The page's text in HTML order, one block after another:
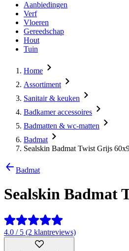
Aanbiedingen
Verf
Vloeren
Gereedschap
Hout
Tuin
Home
Assortiment
Sanitair & keuken
Badkamer accessoires
Badmatten & wc-matten
Badmat
Sealskin Badmat Twist Grijs
Badmat
Sealskin Badmat
4.0 / 5 (2 klantreviews)